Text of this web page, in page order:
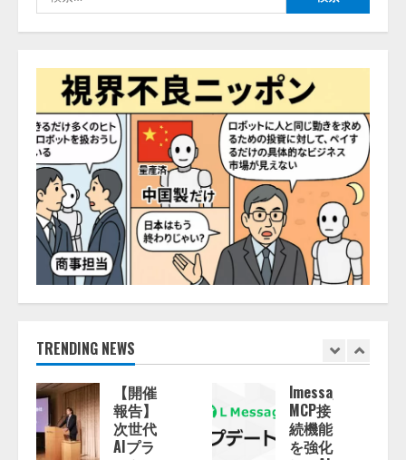
索:
TRENDING NEWS
lmessage、
MCP接
続機能
を強化
【2026
年企業
のAI導
入・活